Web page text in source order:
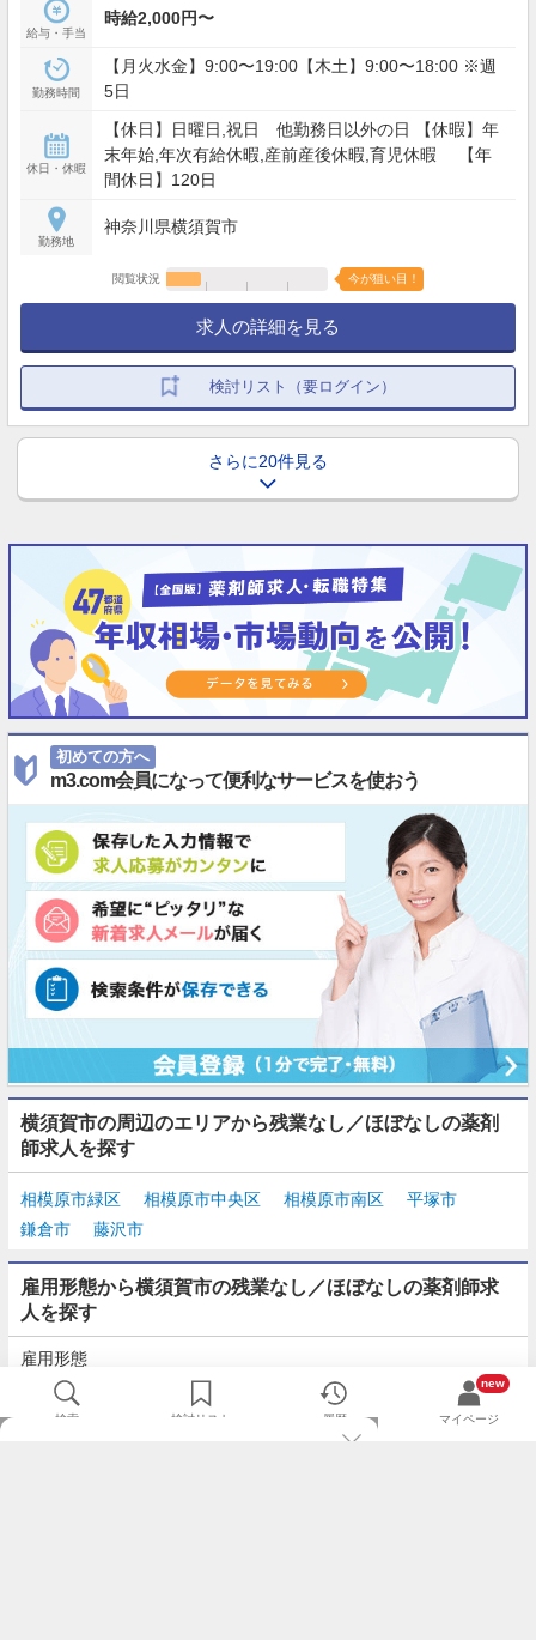
給与・手当
時給2,000円〜
勤務時間
【月火水金】9:00〜19:00【木土】9:00〜18:00 ※週
5日
休日・休暇
【休日】日曜日,祝日 他勤務日以外の日 【休暇】年
末年始,年次有給休暇,産前産後休暇,育児休暇 【年
間休日】120日
勤務地
神奈川県横須賀市
閲覧状況 今が狙い目！
求人の詳細を見る
検討リスト（要ログイン）
さらに20件見る
初めての方へ
m3.com会員になって便利なサービスを使おう
横須賀市の周辺のエリアから残業なし／ほぼなしの薬剤
師求人を探す
相模原市緑区 相模原市中央区 相模原市南区
平塚市
鎌倉市
藤沢市
雇用形態から横須賀市の残業なし／ほぼなしの薬剤師求
人を探す
雇用形態
正社員
派遣 パート・アルバイト
検索 検討リスト 履歴
new
マイページ